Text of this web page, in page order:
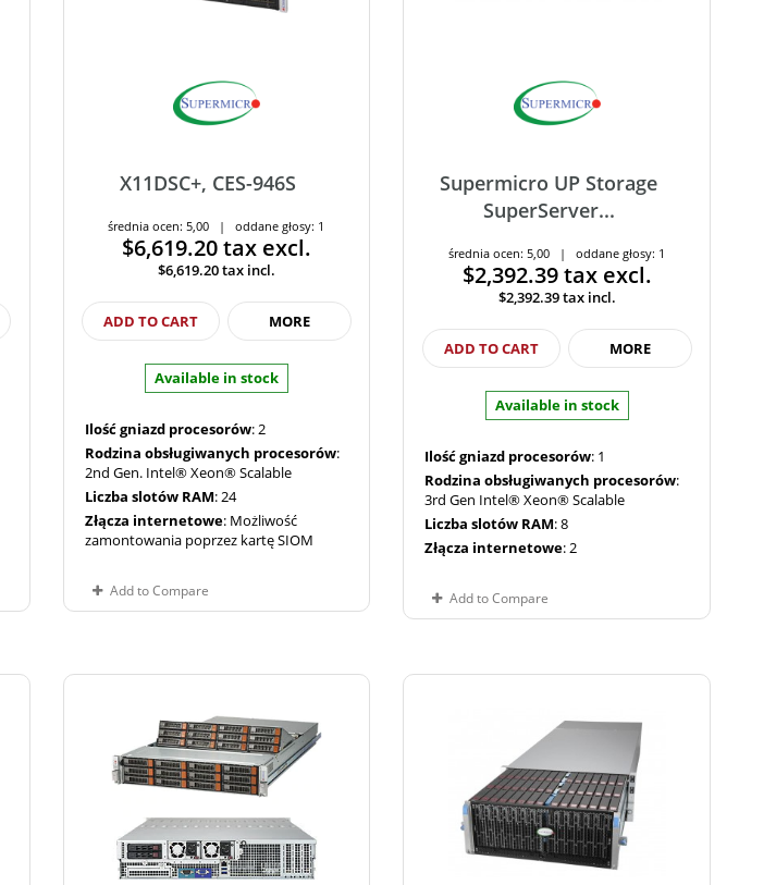
X11DSC+, CES-946S
średnia ocen: 5,00 | oddane głosy: 1
$6,619.20tax excl.
$6,619.20tax incl.
ADD TO CART MORE
Available in stock
Ilość gniazd procesorów: 2
Rodzina obsługiwanych procesorów:
2nd Gen. Intel® Xeon® Scalable
Liczba slotów RAM: 24
Złącza internetowe: Możliwość
zamontowania poprzez kartę SIOM
Add to Compare
Supermicro UP Storage
SuperServer...
średnia ocen: 5,00 | oddane głosy: 1
$2,392.39tax excl.
$2,392.39tax incl.
ADD TO CART MORE
Available in stock
Ilość gniazd procesorów: 1
Rodzina obsługiwanych procesorów:
3rd Gen Intel® Xeon® Scalable
Liczba slotów RAM: 8
Złącza internetowe: 2
Add to Compare